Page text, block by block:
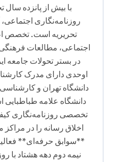
با بیش از پانزده
روزنامه‌نگاری
تحریریه است. تخصص
اجتماعی، مطالعات
در بستر تحولات
اوحدی دارای مدرک
دانشگاه تهران و
دانشگاه علامه
تخصصی روزنامه‌نگاری
اخلاق رسانه را در
**سوابق حرفه‌ای**
نیمه دوم دهه هشتاد با